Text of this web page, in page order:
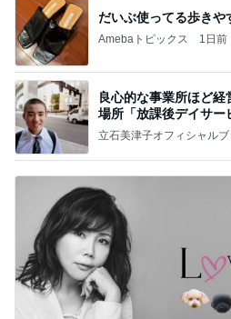
だいぶ使ってる歩きや
Amebaトピックス 1日前
良心的な事業所ほど
場所「放課後デイサー
実の
立石美津子オフィシャル